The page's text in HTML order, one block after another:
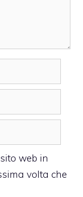
web in
volta che